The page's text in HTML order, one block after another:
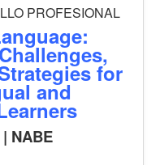
PROFESIONAL
for
and
NABE